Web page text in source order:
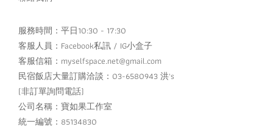
服務時間：平日10:30 - 17:30
客服人員： Facebook私訊 / IG小盒子
客服信箱：myselfspace.net@gmail.com
民宿飯店大量訂購洽談：03-6580943 洪's
(非訂單詢問電話)
公司名稱：寶如果工作室
統一編號：85134830